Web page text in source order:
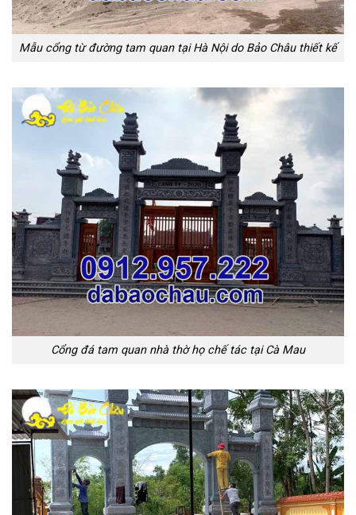
Mẫu cổng từ đường tam quan tại Hà Nội do Bảo Châu thiết kế
Cổng đá tam quan nhà thờ họ chế tác tại Cà Mau